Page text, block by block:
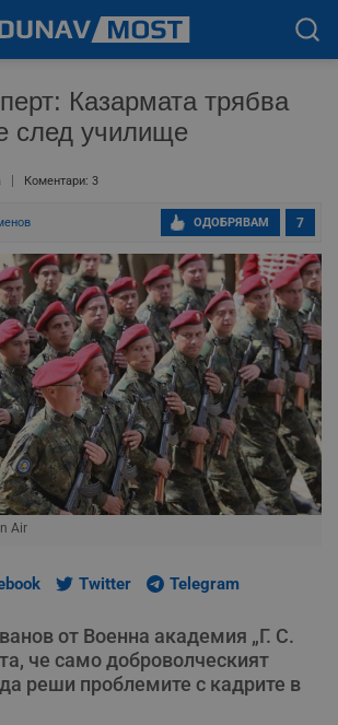
Казармата трябва
след училище
Коментари: 3
7
ОДОБРЯВАМ
Air
Twitter Telegram
от Военна академия „Г. С.
че само доброволческият
реши проблемите с кадрите в